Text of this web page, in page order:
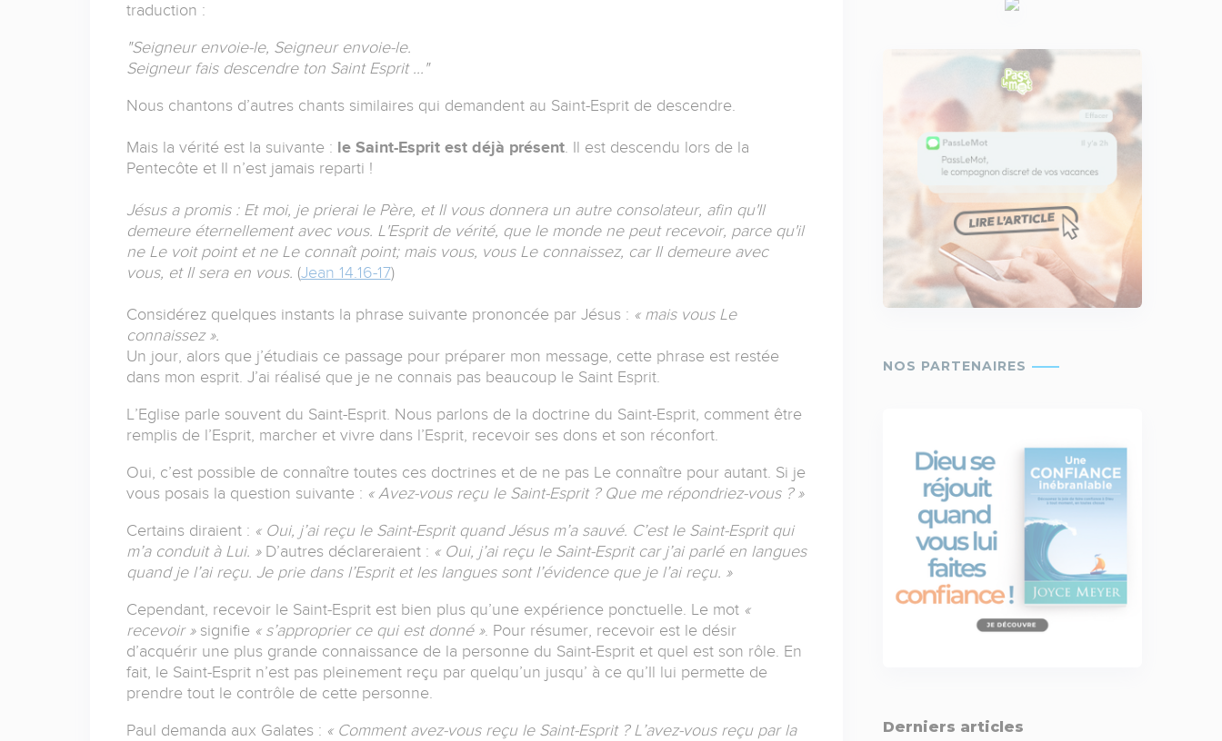
traduction :
"Seigneur envoie-le, Seigneur envoie-le.
Seigneur fais descendre ton Saint Esprit ..."
Nous chantons d’autres chants similaires qui demandent au Saint-Esprit de descendre.
Mais la vérité est la suivante : le Saint-Esprit est déjà présent. Il est descendu lors de la
Pentecôte et Il n’est jamais reparti !
Jésus a promis : Et moi, je prierai le Père, et Il vous donnera un autre consolateur, afin qu'Il
demeure éternellement avec vous. L'Esprit de vérité, que le monde ne peut recevoir, parce qu'il
ne Le voit point et ne Le connaît point; mais vous, vous Le connaissez, car Il demeure avec
vous, et Il sera en vous. (Jean 14.16-17)
Considérez quelques instants la phrase suivante prononcée par Jésus : « mais vous Le
connaissez ».
Un jour, alors que j’étudiais ce passage pour préparer mon message, cette phrase est restée
dans mon esprit. J’ai réalisé que je ne connais pas beaucoup le Saint Esprit.
L’Eglise parle souvent du Saint-Esprit. Nous parlons de la doctrine du Saint-Esprit, comment être
remplis de l’Esprit, marcher et vivre dans l’Esprit, recevoir ses dons et son réconfort.
Oui, c’est possible de connaître toutes ces doctrines et de ne pas Le connaître pour autant. Si je
vous posais la question suivante : « Avez-vous reçu le Saint-Esprit ? Que me répondriez-vous ? »
Certains diraient : « Oui, j’ai reçu le Saint-Esprit quand Jésus m’a sauvé. C’est le Saint-Esprit qui
m’a conduit à Lui. »D’autres déclareraient : « Oui, j’ai reçu le Saint-Esprit car j’ai parlé en langues
quand je l’ai reçu. Je prie dans l’Esprit et les langues sont l’évidence que je l’ai reçu. »
Cependant, recevoir le Saint-Esprit est bien plus qu’une expérience ponctuelle. Le mot «
recevoir »signifie « s’approprier ce qui est donné ». Pour résumer, recevoir est le désir
d’acquérir une plus grande connaissance de la personne du Saint-Esprit et quel est son rôle. En
fait, le Saint-Esprit n’est pas pleinement reçu par quelqu’un jusqu’ à ce qu’Il lui permette de
prendre tout le contrôle de cette personne.
Paul demanda aux Galates : « Comment avez-vous reçu le Saint-Esprit ? L’avez-vous reçu par la
Derniers articles